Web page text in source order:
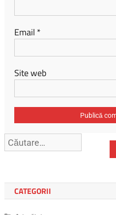
Email *
Site web
Caută
după:
CATEGORII